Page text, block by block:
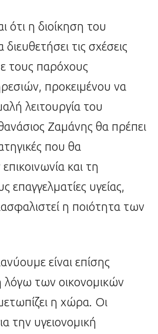
ότι η διοίκηση του
τις σχέσεις
τους παρόχους
προκειμένου να
λειτουργία του
Ζαμάνης θα πρέπει
που θα
και τη
επαγγελματίες υγείας,
η ποιότητα των
είναι επίσης
λόγω των οικονομικών
η χώρα. Οι
την υγειονομική